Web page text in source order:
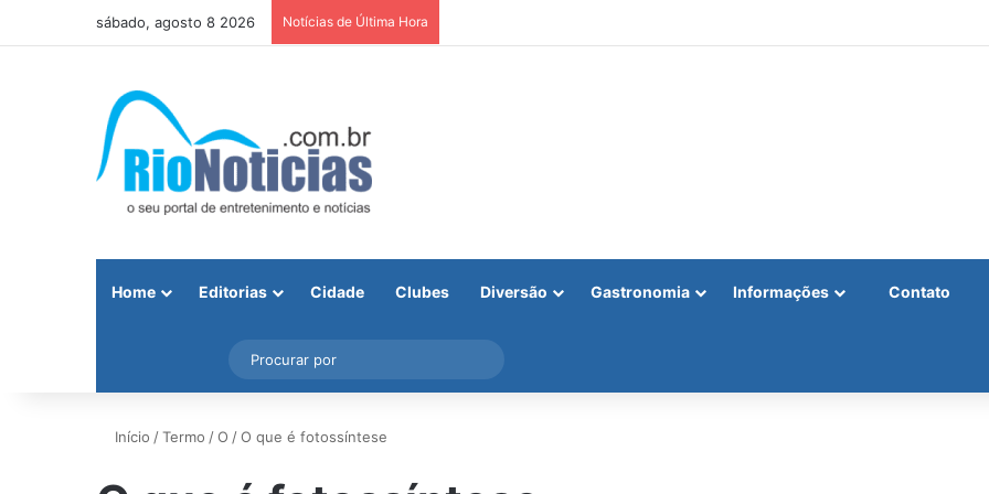
sábado, agosto 8 2026 Notícias de Última Hora
Home Editorias Cidade Clubes Diversão Gastronomia Informações Contato
Instagram
Barra Lateral
por
Início /Termo /O /O que é fotossíntese